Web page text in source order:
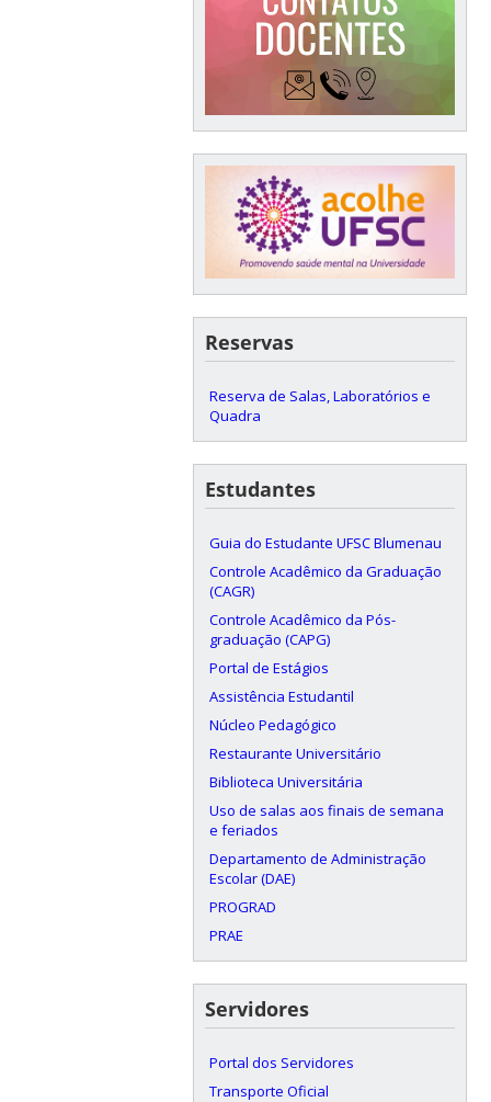
Reservas
Reserva de Salas, Laboratórios e
Quadra
Estudantes
Guia do Estudante UFSC Blumenau
Controle Acadêmico da Graduação
(CAGR)
Controle Acadêmico da Pós-
graduação (CAPG)
Portal de Estágios
Assistência Estudantil
Núcleo Pedagógico
Restaurante Universitário
Biblioteca Universitária
Uso de salas aos finais de semana
e feriados
Departamento de Administração
Escolar (DAE)
PROGRAD
PRAE
Servidores
Portal dos Servidores
Transporte Oficial